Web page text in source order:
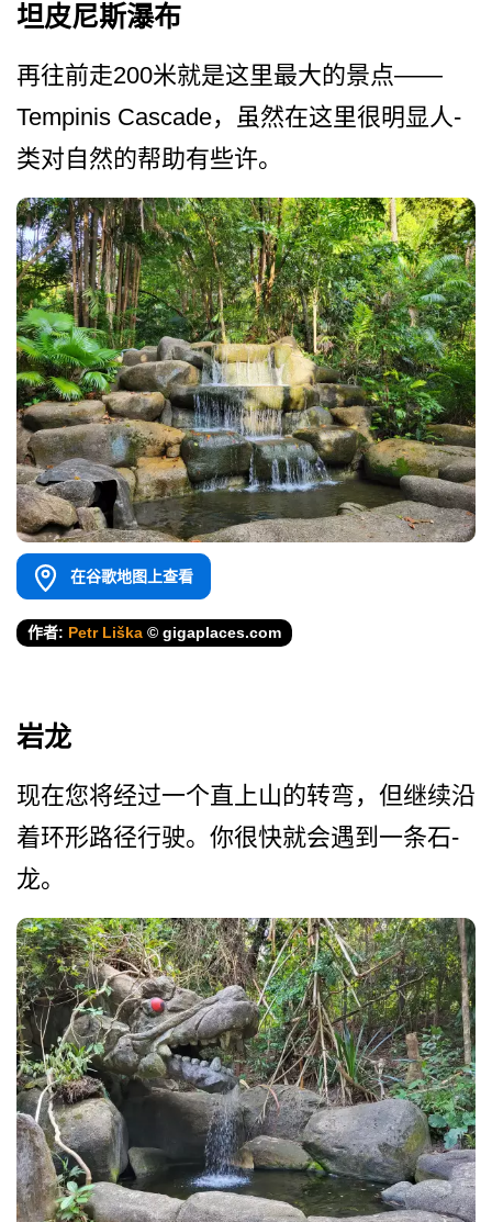
坦皮尼斯瀑布
再往前走200米就是这里最大的景点——
Tempinis Cascade，虽然在这里很明显人­
类对自然的帮助有些许。
在谷歌地图上查看
作者: Petr Liška © gigaplaces.com
岩龙
现在您将经过一个直上山的转­弯，但继续沿
着环形路径行驶。你很快就会遇到一条石­
龙。